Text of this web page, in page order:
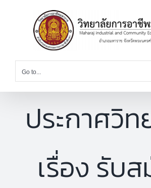
Go to...
ประกาศวิท
เรื่อง รับ